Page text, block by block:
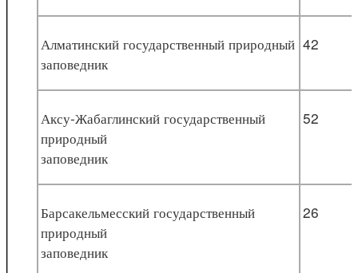
Алматинский государственный природный
заповедник
42
Аксу-Жабаглинский государственный
природный
заповедник
52
Барсакельмесский государственный
природный
заповедник
26